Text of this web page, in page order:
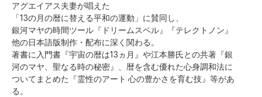
アグエイアス夫妻が唱えた
「13の月の暦に替える平和の運動」に賛同し、
銀河マヤの時間ツール『ドリームスペル』『テレクトノン』
他の日本語版制作・配布に深く関わる。
著書に入門書『宇宙の暦は13ヵ月』や江本勝氏との共著『銀
河のマヤ、聖なる時の秘密』、暦を含む優れた心身調和法に
ついてまとめた『霊性のアート 心の豊かさを育む技』等があ
る。